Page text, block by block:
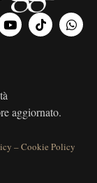
aggiornato.
–Cookie Policy